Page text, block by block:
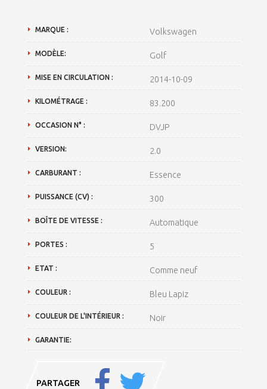
MARQUE : Volkswagen
MODÈLE: Golf
MISE EN CIRCULATION : 2014-10-09
KILOMÉTRAGE : 83.200
OCCASION N° : DVJP
VERSION: 2.0
CARBURANT : Essence
PUISSANCE (CV) : 300
BOÎTE DE VITESSE : Automatique
PORTES : 5
ETAT : Comme neuf
COULEUR : Bleu Lapiz
COULEUR DE L'INTÉRIEUR : Noir
GARANTIE:
PARTAGER